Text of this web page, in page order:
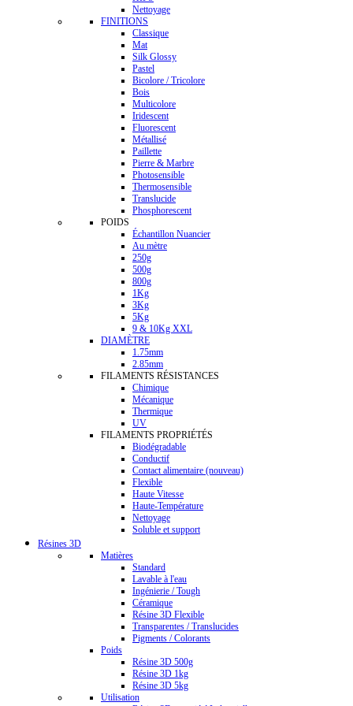
Nettoyage
FINITIONS
Classique
Mat
Silk Glossy
Pastel
Bicolore / Tricolore
Bois
Multicolore
Iridescent
Fluorescent
Métallisé
Paillette
Pierre & Marbre
Photosensible
Thermosensible
Translucide
Phosphorescent
POIDS
Échantillon Nuancier
Au mètre
250g
500g
800g
1Kg
3Kg
5Kg
9 & 10Kg XXL
DIAMÈTRE
1.75mm
2.85mm
FILAMENTS RÉSISTANCES
Chimique
Mécanique
Thermique
UV
FILAMENTS PROPRIÉTÉS
Biodégradable
Conductif
Contact alimentaire (nouveau)
Flexible
Haute Vitesse
Haute-Température
Nettoyage
Soluble et support
Résines 3D
Matières
Standard
Lavable à l'eau
Ingénierie / Tough
Céramique
Résine 3D Flexible
Transparentes / Translucides
Pigments / Colorants
Poids
Résine 3D 500g
Résine 3D 1kg
Résine 3D 5kg
Utilisation